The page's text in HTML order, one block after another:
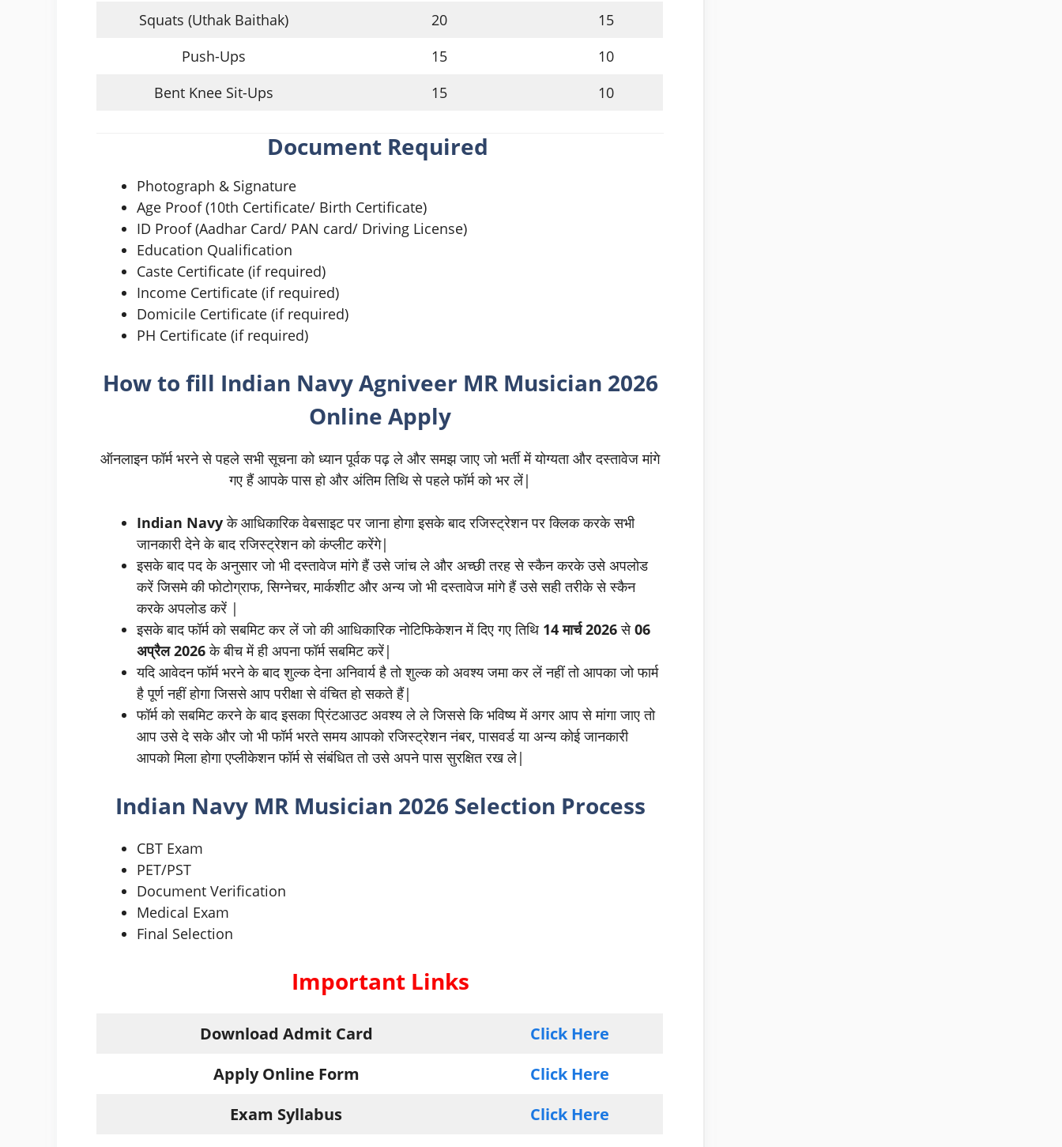
Squats (Uthak Baithak)
20
15
Push-Ups
15
10
Bent Knee Sit-Ups
15 10
Document Required
Photograph & Signature
Age Proof (10th Certificate/ Birth Certificate)
ID Proof (Aadhar Card/ PAN card/ Driving License)
Education Qualification
Caste Certificate (if required)
Income Certificate (if required)
Domicile Certificate (if required)
PH Certificate (if required)
How to fill Indian NavyAgniveer MR Musician 2026
Online Apply
ऑनलाइन फॉर्म भरने से पहले सभी सूचना को ध्यान पूर्वक पढ़ ले और समझ जाए जो भर्ती में योग्यता और दस्तावेज मांगे
गए हैं आपके पास हो और अंतिम तिथि से पहले फॉर्म को भर लें|
Indian Navy के आधिकारिक वेबसाइट पर जाना होगा इसके बाद रजिस्ट्रेशन पर क्लिक करके सभी
जानकारी देने के बाद रजिस्ट्रेशन को कंप्लीट करेंगे|
इसके बाद पद के अनुसार जो भी दस्तावेज मांगे हैं उसे जांच ले और अच्छी तरह से स्कैन करके उसे अपलोड
करें जिसमे की फोटोग्राफ, सिग्नेचर, मार्कशीट और अन्य जो भी दस्तावेज मांगे हैं उसे सही तरीके से स्कैन
करके अपलोड करें |
इसके बाद फॉर्म को सबमिट कर लें जो की आधिकारिक नोटिफिकेशन में दिए गए तिथि 14 मार्च 2026से06
अप्रैल 2026के बीच में ही अपना फॉर्म सबमिट करें|
यदि आवेदन फॉर्म भरने के बाद शुल्क देना अनिवार्य है तो शुल्क को अवश्य जमा कर लें नहीं तो आपका जो फार्म
है पूर्ण नहीं होगा जिससे आप परीक्षा से वंचित हो सकते हैं|
फॉर्म को सबमिट करने के बाद इसका प्रिंटआउट अवश्य ले ले जिससे कि भविष्य में अगर आप से मांगा जाए तो
आप उसे दे सके और जो भी फॉर्म भरते समय आपको रजिस्ट्रेशन नंबर, पासवर्ड या अन्य कोई जानकारी
आपको मिला होगा एप्लीकेशन फॉर्म से संबंधित तो उसे अपने पास सुरक्षित रख ले|
Indian Navy MR Musician 2026 Selection Process
CBT Exam
PET/PST
Document Verification
Medical Exam
Final Selection
Important Links
Download Admit Card
Click Here
Apply Online Form
Click Here
Exam Syllabus
Click Here